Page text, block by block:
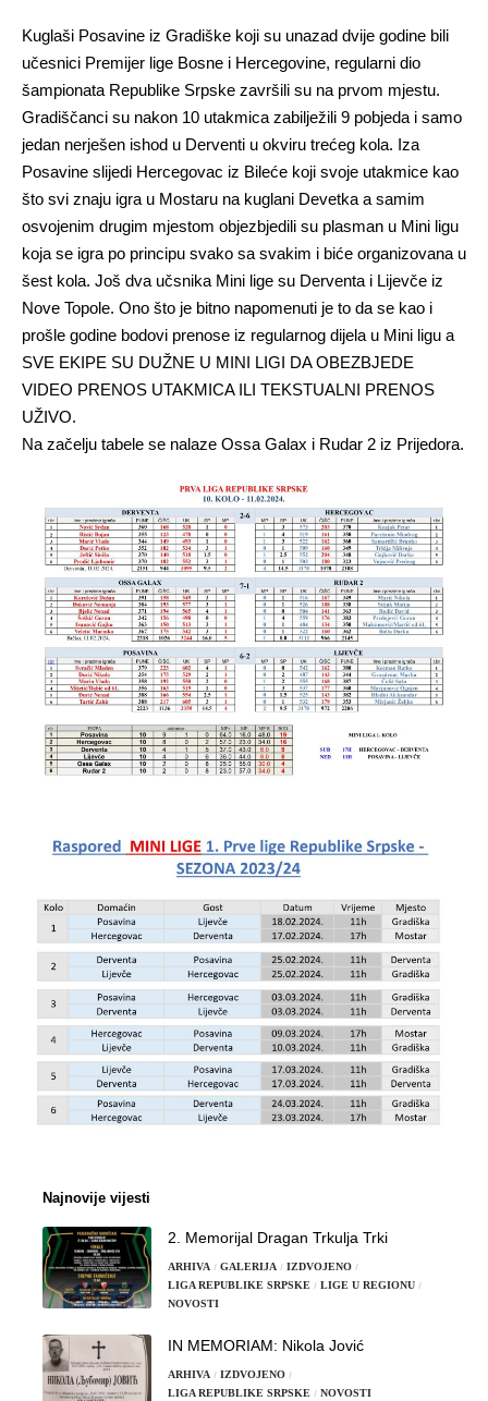
Kuglaši Posavine iz Gradiške koji su unazad dvije godine bili
učesnici Premijer lige Bosne i Hercegovine, regularni dio
šampionata Republike Srpske završili su na prvom mjestu.
Gradiščanci su nakon 10 utakmica zabilježili 9 pobjeda i samo
jedan nerješen ishod u Derventi u okviru trećeg kola. Iza
Posavine slijedi Hercegovac iz Bileće koji svoje utakmice kao
što svi znaju igra u Mostaru na kuglani Devetka a samim
osvojenim drugim mjestom objezbjedili su plasman u Mini ligu
koja se igra po principu svako sa svakim i biće organizovana u
šest kola. Još dva učsnika Mini lige su Derventa i Lijevče iz
Nove Topole. Ono što je bitno napomenuti je to da se kao i
prošle godine bodovi prenose iz regularnog dijela u Mini ligu a
SVE EKIPE SU DUŽNE U MINI LIGI DA OBEZBJEDE
VIDEO PRENOS UTAKMICA ILI TEKSTUALNI PRENOS
UŽIVO.
Na začelju tabele se nalaze Ossa Galax i Rudar 2 iz Prijedora.
Najnovije vijesti
2. Memorijal Dragan Trkulja Trki
ARHIVA GALERIJA
IZDVOJENO
LIGA REPUBLIKE SRPSKE
LIGE U REGIONU
NOVOSTI
IN MEMORIAM: Nikola Jović
ARHIVA
IZDVOJENO
LIGA REPUBLIKE SRPSKE
NOVOSTI